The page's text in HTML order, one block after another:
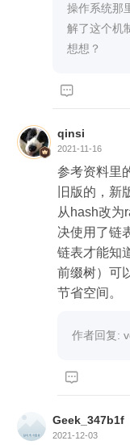
操作系统那
解了这个机
想想？

qinsi
2021-11-16
参考资料里
旧版的，新
从hash改为
决使用了链
链表才能知
前缀树）可
节省空间。
作者回复:

Geek_347b1f
2021-12-03